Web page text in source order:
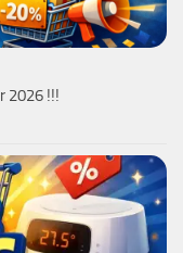
2026 !!!